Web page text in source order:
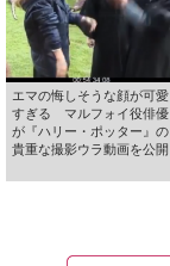
エマの悔しそうな顔が可愛
すぎる マルフォイ役俳優
が『ハリー・ポッター』の
貴重な撮影ウラ動画を公開